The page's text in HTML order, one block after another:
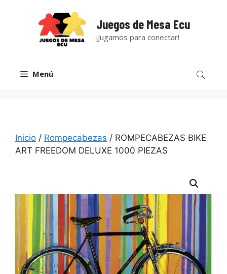
Juegos de Mesa Ecu
¡Jugamos para conectar!
Menú
Inicio / Rompecabezas / ROMPECABEZAS BIKE
ART FREEDOM DELUXE 1000 PIEZAS